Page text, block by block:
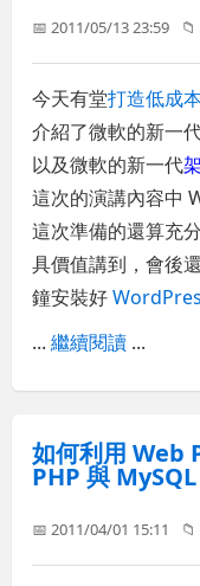
📅 2011/05/13 23:59 📁
今天有堂打造低成
介紹了微軟的新一
以及微軟的新一代
這次的演講內容中
這次準備的還算充
具價值講到，會後
鐘安裝好
...繼續閱讀 ...
如何利用
PHP 與
📅 2011/04/01 15:11 📁